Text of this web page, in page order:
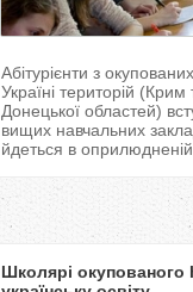
Абітурієнти з
Україні територій (Крим
Донецької областей)
вищих навчальних
йдеться в оприлюдненій
Школярі